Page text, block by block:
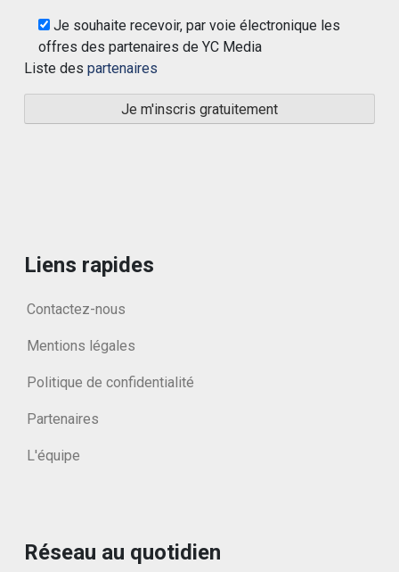
Je souhaite recevoir, par voie électronique les
offres des partenaires de YC Media
Liste des partenaires
Liens rapides
Contactez-nous
Mentions légales
Politique de confidentialité
Partenaires
L'équipe
Réseau au quotidien